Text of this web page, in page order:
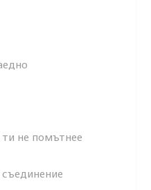
не помътнее